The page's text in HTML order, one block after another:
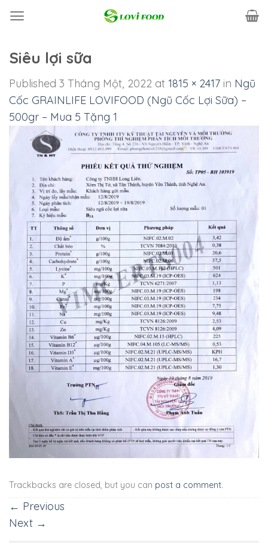
Siêu lợi sữa
Published 3 Tháng Một, 2022 at 1815 × 2417 in Ngũ
Cốc GRAINLIFE LOVIFOOD (Ngũ Cốc Lợi Sữa) –
500gr – Mua 5 Tặng 1
Trackbacks are closed, but you can post a comment.
← Previous
Next →